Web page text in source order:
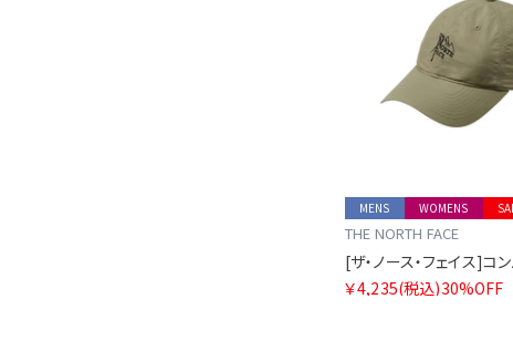
MENS WOMENS
THE NORTH FACE
￥4,235(税込)30%OFF